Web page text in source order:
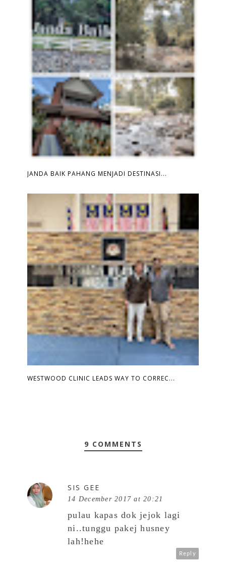
JANDA BAIK PAHANG MENJADI DESTINASI...
WESTWOOD CLINIC LEADS WAY TO CORREC...
9 COMMENTS
SIS GEE
14 December 2017 at 20:21
pulau kapas dok jejok lagi
ni..tunggu pakej husney
lah!hehe
Reply